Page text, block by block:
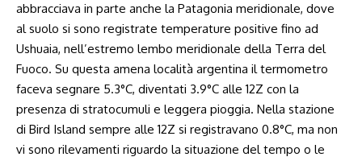
abbracciava in parte anche la Patagonia meridionale, dove
al suolo si sono registrate temperature positive fino ad
Ushuaia, nell’estremo lembo meridionale della Terra del
Fuoco. Su questa amena località argentina il termometro
faceva segnare 5.3°C, diventati 3.9°C alle 12Z con la
presenza di stratocumuli e leggera pioggia. Nella stazione
di Bird Island sempre alle 12Z si registravano 0.8°C, ma non
vi sono rilevamenti riguardo la situazione del tempo o le